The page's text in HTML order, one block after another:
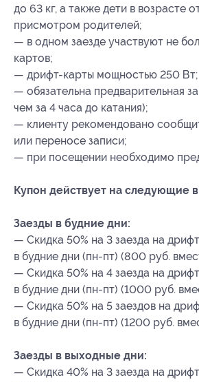
до 63 кг, а также дети в возрасте
присмотром родителей;
— в одном заезде участвуют не
картов;
— дрифт-карты мощностью 250 Вт;
— обязательна предварительная
чем за 4 часа до катания);
— клиенту рекомендовано
или переносе записи;
— при посещении необходимо
Купон действует на следующие
Заезды в будние дни:
— Скидка 50% на 3 заезда на
в будние дни (пн-пт) (800 руб.
— Скидка 50% на 4 заезда на
в будние дни (пн-пт) (1000 руб.
— Скидка 50% на 5 заездов на
в будние дни (пн-пт) (1200 руб.
Заезды в выходные дни:
— Скидка 40% на 3 заезда на